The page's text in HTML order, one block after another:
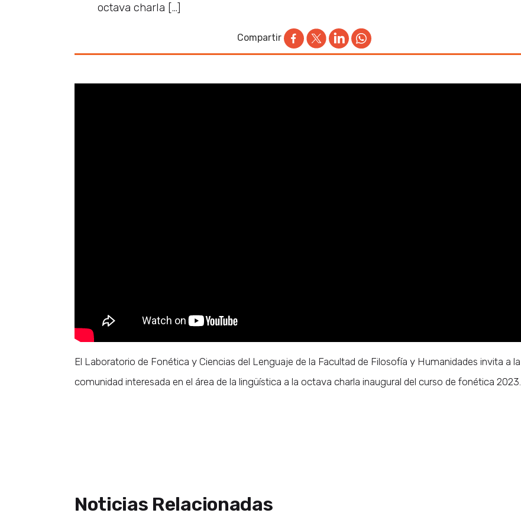
octava charla […]
Compartir
El Laboratorio de Fonética y Ciencias del Lenguaje de la Facultad de Filosofía y Humanidades invita a la
comunidad interesada en el área de la lingüística a la octava charla inaugural del curso de fonética 2023.
Noticias Relacionadas